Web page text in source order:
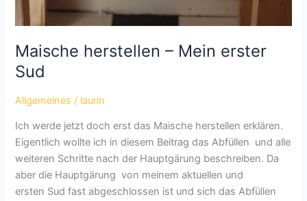
Maische herstellen – Mein erster
Sud
Allgemeines / laurin
Ich werde jetzt doch erst das Maische herstellen erklären.
Eigentlich wollte ich in diesem Beitrag das Abfüllen und alle
weiteren Schritte nach der Hauptgärung beschreiben. Da
aber die Hauptgärung von meinem aktuellen und
ersten Sud fast abgeschlossen ist und sich das Abfüllen